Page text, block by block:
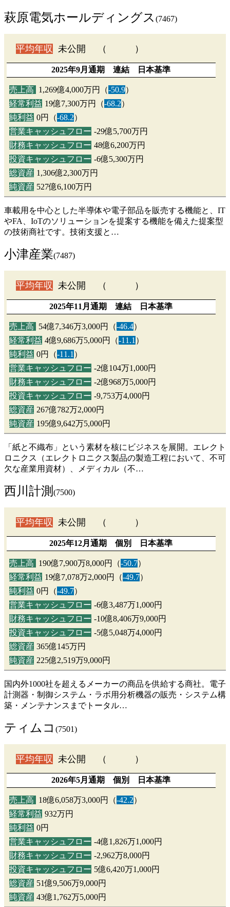
萩原電気ホールディングス (7467)
平均年収 未公開 （ ）
2025年9月通期 連結 日本基準
売上高 1,269億4,000万円（-50.9）
経常利益 19億7,300万円（-68.2）
純利益 0円（-68.2）
営業キャッシュフロー -29億5,700万円
財務キャッシュフロー 48億6,200万円
投資キャッシュフロー -6億5,300万円
総資産 1,306億2,300万円
純資産 527億6,100万円
車載用を中心とした半導体や電子部品を販売する機能と、IT
やFA、IoTのソリューションを提案する機能を備えた提案型
の技術商社です。技術支援と…
小津産業(7487)
平均年収 未公開 （ ）
2025年11月通期 連結 日本基準
売上高 54億7,346万3,000円（-46.4）
経常利益 4億9,686万5,000円（-11.1 ）
純利益 0円（-11.1 ）
営業キャッシュフロー -2億104万1,000円
財務キャッシュフロー -2億968万5,000円
投資キャッシュフロー -9,753万4,000円
総資産 267億782万2,000円
純資産 195億9,642万5,000円
「紙と不織布」という素材を核にビジネスを展開。エレクト
ロニクス（エレクトロニクス製品の製造工程において、不可
欠な産業用資材）、メディカル（不…
西川計測 (7500)
平均年収 未公開 （ ）
2025年12月通期 個別 日本基準
売上高 190億7,900万8,000円（-50.7）
経常利益 19億7,078万2,000円（-49.7）
純利益 0円（-49.7）
営業キャッシュフロー -6億3,487万1,000円
財務キャッシュフロー -10億8,406万9,000円
投資キャッシュフロー -5億5,048万4,000円
総資産 365億145万円
純資産 225億2,519万9,000円
国内外1000社を超えるメーカーの商品を供給する商社。電子
計測器・制御システム・ラボ用分析機器の販売・システム構
築・メンテナンスまでトータル…
ティムコ (7501)
平均年収 未公開 （ ）
2026年5月通期 個別 日本基準
売上高 18億6,058万3,000円（-42.2）
経常利益 932万円
純利益 0円
営業キャッシュフロー -4億1,826万1,000円
財務キャッシュフロー -2,962万8,000円
投資キャッシュフロー 5億6,420万1,000円
総資産 51億9,506万9,000円
純資産 43億1,762万5,000円